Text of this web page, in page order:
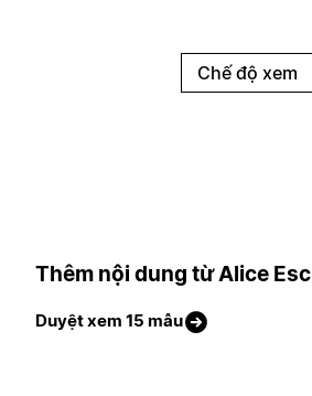
Chế độ xem
Thêm nội dung từ Alice Esc
Duyệt xem 15 mẫu